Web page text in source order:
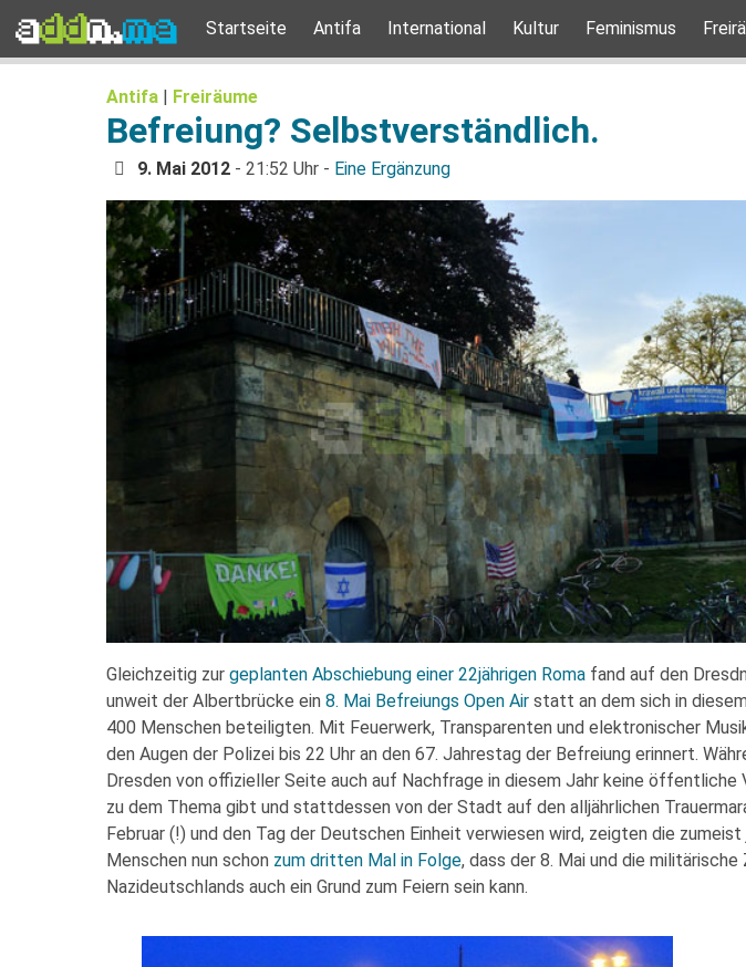
Startseite Antifa International Kultur Feminismus
Antifa | Freiräume
Befreiung? Selbstverständlich.
9. Mai 2012 - 21:52 Uhr - Eine Ergänzung
Gleichzeitig zur geplanten Abschiebung einer 22jährigen Roma fand auf den
unweit der Albertbrücke ein 8. Mai Befreiungs Open Air statt an dem sich in
400 Menschen beteiligten. Mit Feuerwerk, Transparenten und elektronischer
den Augen der Polizei bis 22 Uhr an den 67. Jahrestag der Befreiung erinnert.
Dresden von offizieller Seite auch auf Nachfrage in diesem Jahr keine öffentliche
zu dem Thema gibt und stattdessen von der Stadt auf den alljährlichen
Februar (!) und den Tag der Deutschen Einheit verwiesen wird, zeigten die zumeist
Menschen nun schon zum dritten Mal in Folge, dass der 8. Mai und die militärische
Nazideutschlands auch ein Grund zum Feiern sein kann.